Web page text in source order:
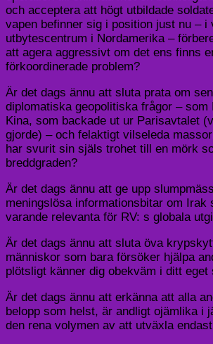
och acceptera att högt utbildade
vapen befinner sig i position just nu – i
utbytescentrum i Nordamerika –
att agera aggressivt om det ens finns
förkoordinerade problem?
Är det dags ännu att sluta prata om
diplomatiska geopolitiska frågor – som
Kina, som backade ut ur Parisavtalet
gjorde) – och felaktigt vilseleda
har svurit sin själs trohet till en mörk
breddgraden?
Är det dags ännu att ge upp
meningslösa informationsbitar om Irak
varande relevanta för RV: s globala
Är det dags ännu att sluta öva
människor som bara försöker hjälpa
plötsligt känner dig obekväm i ditt eget
Är det dags ännu att erkänna att alla
belopp som helst, är andligt ojämlika i
den rena volymen av att utväxla